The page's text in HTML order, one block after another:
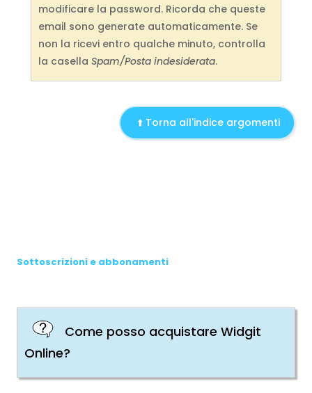
modificare la password. Ricorda che queste
email sono generate automaticamente. Se
non la ricevi entro qualche minuto, controlla
la casella Spam/Posta indesiderata.
⬆️ Torna all'indice argomenti
Sottoscrizioni e abbonamenti
Come posso acquistare Widgit
Online?